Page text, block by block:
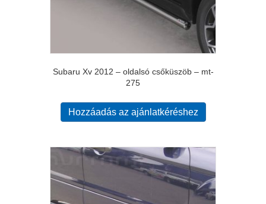
Subaru Xv 2012 – oldalsó csőküszöb – mt-
275
Hozzáadás az ajánlatkéréshez